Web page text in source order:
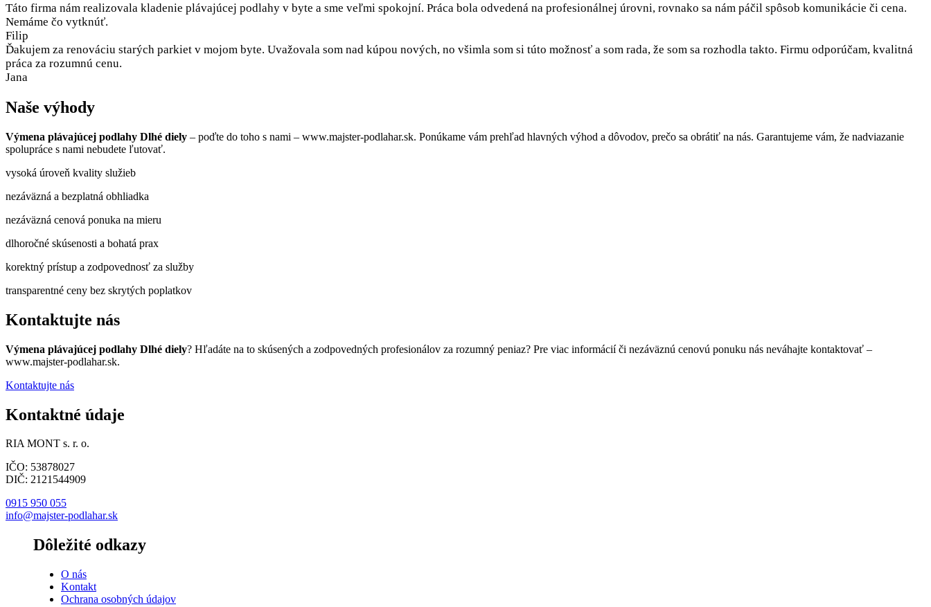
Táto firma nám realizovala kladenie plávajúcej podlahy v byte a sme veľmi spokojní. Práca bola odvedená na profesionálnej úrovni, rovnako sa nám páčil spôsob komunikácie či cena.
Nemáme čo vytknúť.
Filip
Ďakujem za renováciu starých parkiet v mojom byte. Uvažovala som nad kúpou nových, no všimla som si túto možnosť a som rada, že som sa rozhodla takto. Firmu odporúčam, kvalitná
práca za rozumnú cenu.
Jana
Naše výhody
Výmena plávajúcej podlahy Dlhé diely – poďte do toho s nami – www.majster-podlahar.sk. Ponúkame vám prehľad hlavných výhod a dôvodov, prečo sa obrátiť na nás. Garantujeme vám, že nadviazanie
spolupráce s nami nebudete ľutovať.
vysoká úroveň kvality služieb
nezáväzná a bezplatná obhliadka
nezáväzná cenová ponuka na mieru
dlhoročné skúsenosti a bohatá prax
korektný prístup a zodpovednosť za služby
transparentné ceny bez skrytých poplatkov
Kontaktujte nás
Výmena plávajúcej podlahy Dlhé diely? Hľadáte na to skúsených a zodpovedných profesionálov za rozumný peniaz? Pre viac informácií či nezáväznú cenovú ponuku nás neváhajte kontaktovať –
www.majster-podlahar.sk.
Kontaktujte nás
Kontaktné údaje
RIA MONT s. r. o.
IČO: 53878027
DIČ: 2121544909
0915 950 055
info@majster-podlahar.sk
Dôležité odkazy
O nás
Kontakt
Ochrana osobných údajov